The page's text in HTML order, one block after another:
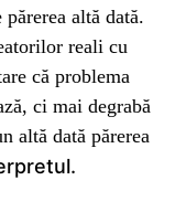
altă dată.
reali cu
că problema
ci mai degrabă
altă dată părerea